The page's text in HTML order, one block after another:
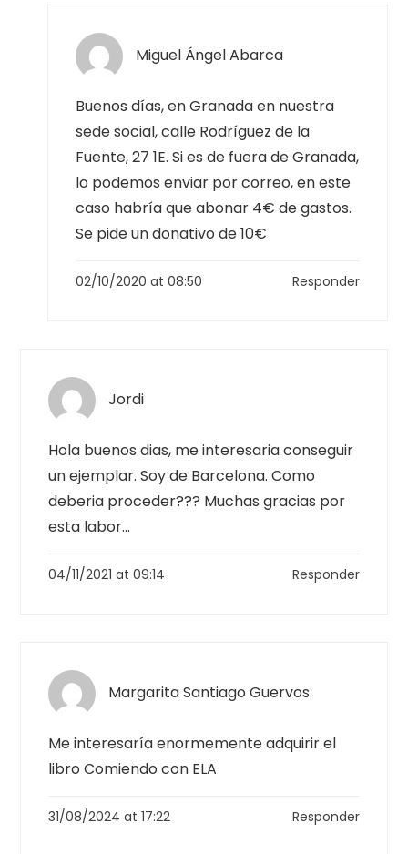
Miguel Ángel Abarca
Buenos días, en Granada en nuestra
sede social, calle Rodríguez de la
Fuente, 27 1E. Si es de fuera de Granada,
lo podemos enviar por correo, en este
caso habría que abonar 4€ de gastos.
Se pide un donativo de 10€
02/10/2020 at 08:50 Responder
Jordi
Hola buenos dias, me interesaria conseguir
un ejemplar. Soy de Barcelona. Como
deberia proceder??? Muchas gracias por
esta labor…
04/11/2021 at 09:14 Responder
Margarita Santiago Guervos
Me interesaría enormemente adquirir el
libro Comiendo con ELA
31/08/2024 at 17:22 Responder